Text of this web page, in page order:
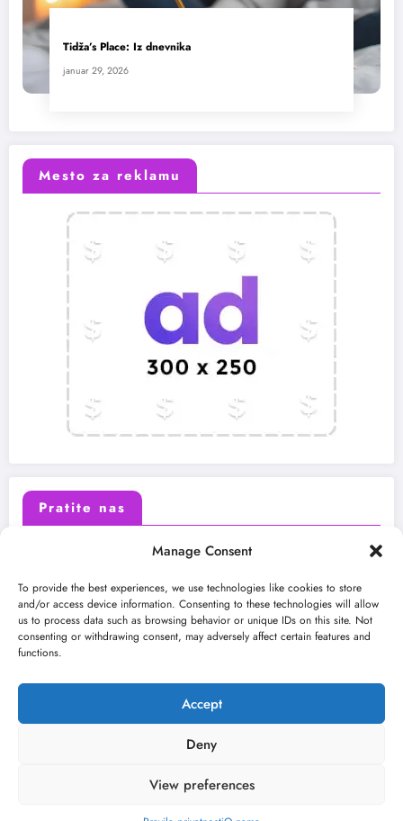
Manage Consent
To provide the best experiences, we use technologies like cookies to store
and/or access device information. Consenting to these technologies will allow
us to process data such as browsing behavior or unique IDs on this site. Not
consenting or withdrawing consent, may adversely affect certain features and
functions.
Accept
Deny
View preferences
Tidža’s Place: Iz dnevnika
januar 29, 2026
Mesto za reklamu
Pratite nas
Instagram Youtube
O nama Uslovi
Kontakt
Kulturni kišobran| Powered BySpiceThemes